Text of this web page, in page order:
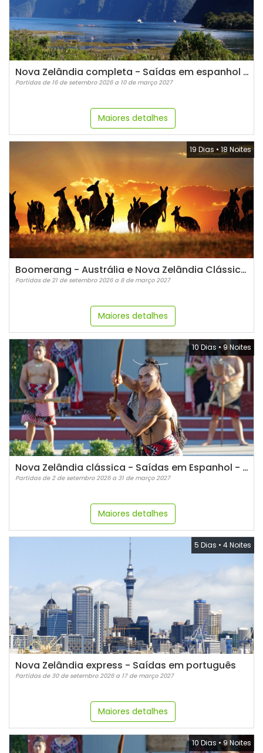
Nova Zelândia completa - Saídas em espanhol (2026/2027)
Partidas de 16 de setembro 2026 a 10 de março 2027
Maiores detalhes
19 Dias • 18 Noites
Boomerang - Austrália e Nova Zelândia Clássica - Em espanhol
Partidas de 21 de setembro 2026 a 8 de março 2027
Maiores detalhes
10 Dias • 9 Noites
Nova Zelândia clássica - Saídas em Espanhol - 2026/2027
Partidas de 2 de setembro 2026 a 31 de março 2027
Maiores detalhes
5 Dias • 4 Noites
Nova Zelândia express - Saídas em português
Partidas de 30 de setembro 2026 a 17 de março 2027
Maiores detalhes
10 Dias • 9 Noites